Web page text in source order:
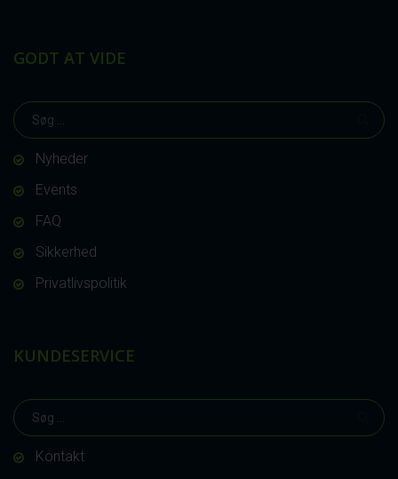
GODT AT VIDE
Nyheder
Events
FAQ
Sikkerhed
Privatlivspolitik
KUNDESERVICE
Kontakt